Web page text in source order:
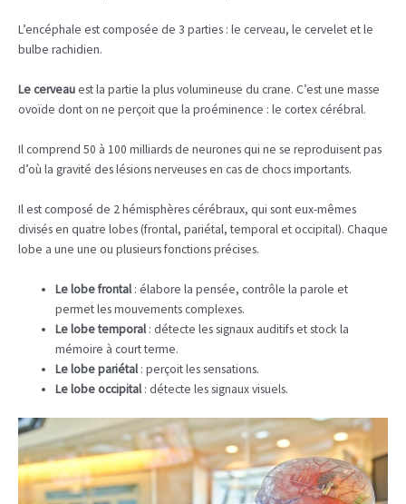
L’encéphale est composée de 3 parties : le cerveau, le cervelet et le
bulbe rachidien.
Le cerveauest la partie la plus volumineuse du crane. C’est une masse
ovoïde dont on ne perçoit que la proéminence : le cortex cérébral.
Il comprend 50 à 100 milliards de neurones qui ne se reproduisent pas
d’où la gravité des lésions nerveuses en cas de chocs importants.
Il est composé de 2 hémisphères cérébraux, qui sont eux-mêmes
divisés en quatre lobes (frontal, pariétal, temporal et occipital). Chaque
lobe a une une ou plusieurs fonctions précises.
Le lobe frontal: élabore la pensée, contrôle la parole et
permet les mouvements complexes.
Le lobe temporal: détecte les signaux auditifs et stock la
mémoire à court terme.
Le lobe pariétal: perçoit les sensations.
Le lobe occipital: détecte les signaux visuels.